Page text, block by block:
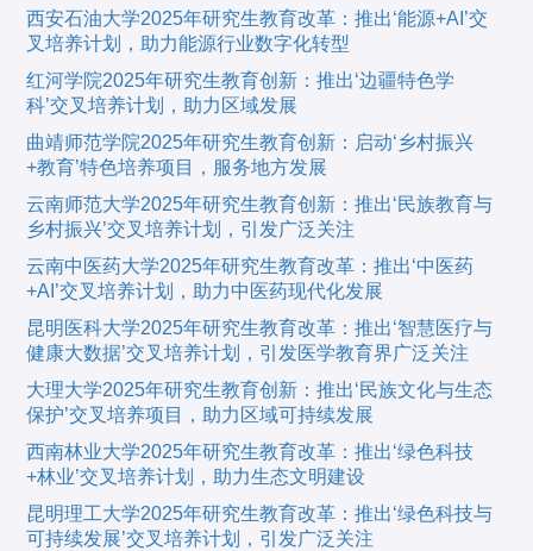
西安石油大学2025年研究生教育改革：推出‘能源+AI’交
叉培养计划，助力能源行业数字化转型
红河学院2025年研究生教育创新：推出‘边疆特色学
科’交叉培养计划，助力区域发展
曲靖师范学院2025年研究生教育创新：启动‘乡村振兴
+教育’特色培养项目，服务地方发展
云南师范大学2025年研究生教育创新：推出‘民族教育与
乡村振兴’交叉培养计划，引发广泛关注
云南中医药大学2025年研究生教育改革：推出‘中医药
+AI’交叉培养计划，助力中医药现代化发展
昆明医科大学2025年研究生教育改革：推出‘智慧医疗与
健康大数据’交叉培养计划，引发医学教育界广泛关注
大理大学2025年研究生教育创新：推出‘民族文化与生态
保护’交叉培养项目，助力区域可持续发展
西南林业大学2025年研究生教育改革：推出‘绿色科技
+林业’交叉培养计划，助力生态文明建设
昆明理工大学2025年研究生教育改革：推出‘绿色科技与
可持续发展’交叉培养计划，引发广泛关注